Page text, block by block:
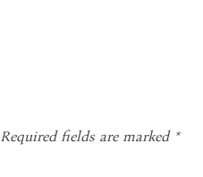
Required fields are marked *